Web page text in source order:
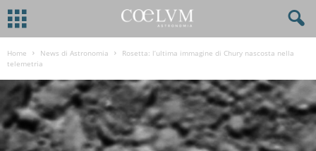
Home News di Astronomia
Rosetta: l’ultima immagine di Chury nascosta nella
telemetria